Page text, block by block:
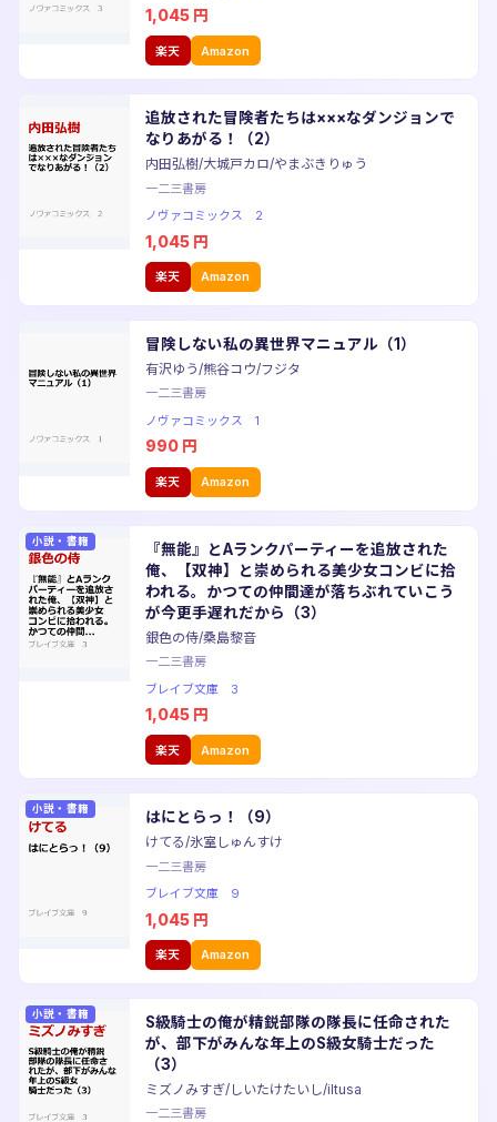
1,045 円
楽天 Amazon
追放された冒険者たちは×××なダンジョンで
なりあがる！（2）
内田弘樹/大城戸カロ/やまぶきりゅう
一二三書房
ノヴァコミックス 2
1,045 円
楽天 Amazon
冒険しない私の異世界マニュアル（1）
有沢ゆう/熊谷コウ/フジタ
一二三書房
ノヴァコミックス 1
990 円
楽天 Amazon
小説・書籍
『無能』とAランクパーティーを追放された
俺、【双神】と崇められる美少女コンビに拾
われる。かつての仲間達が落ちぶれていこう
が今更手遅れだから（3）
銀色の侍/桑島黎音
一二三書房
ブレイブ文庫 3
1,045 円
楽天 Amazon
小説・書籍 はにとらっ！（9）
けてる/氷室しゅんすけ
一二三書房
ブレイブ文庫 9
1,045 円
楽天 Amazon
小説・書籍
S級騎士の俺が精鋭部隊の隊長に任命された
が、部下がみんな年上のS級女騎士だった
（3）
ミズノみすぎ/しいたけたいし/iltusa
一二三書房